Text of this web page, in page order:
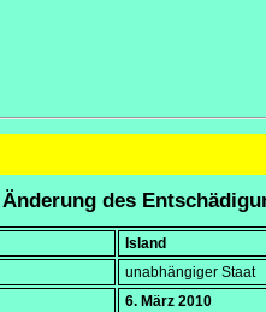
des
Island
unabhängiger Staat
6. März 2010